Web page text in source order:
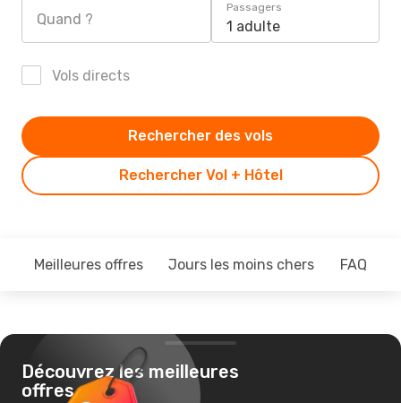
Quand ?
Passagers
1 adulte
Vols directs
Rechercher Vol + Hôtel
Rechercher des vols
Meilleures offres Jours les moins chers FAQ
Découvrez les meilleures
offres